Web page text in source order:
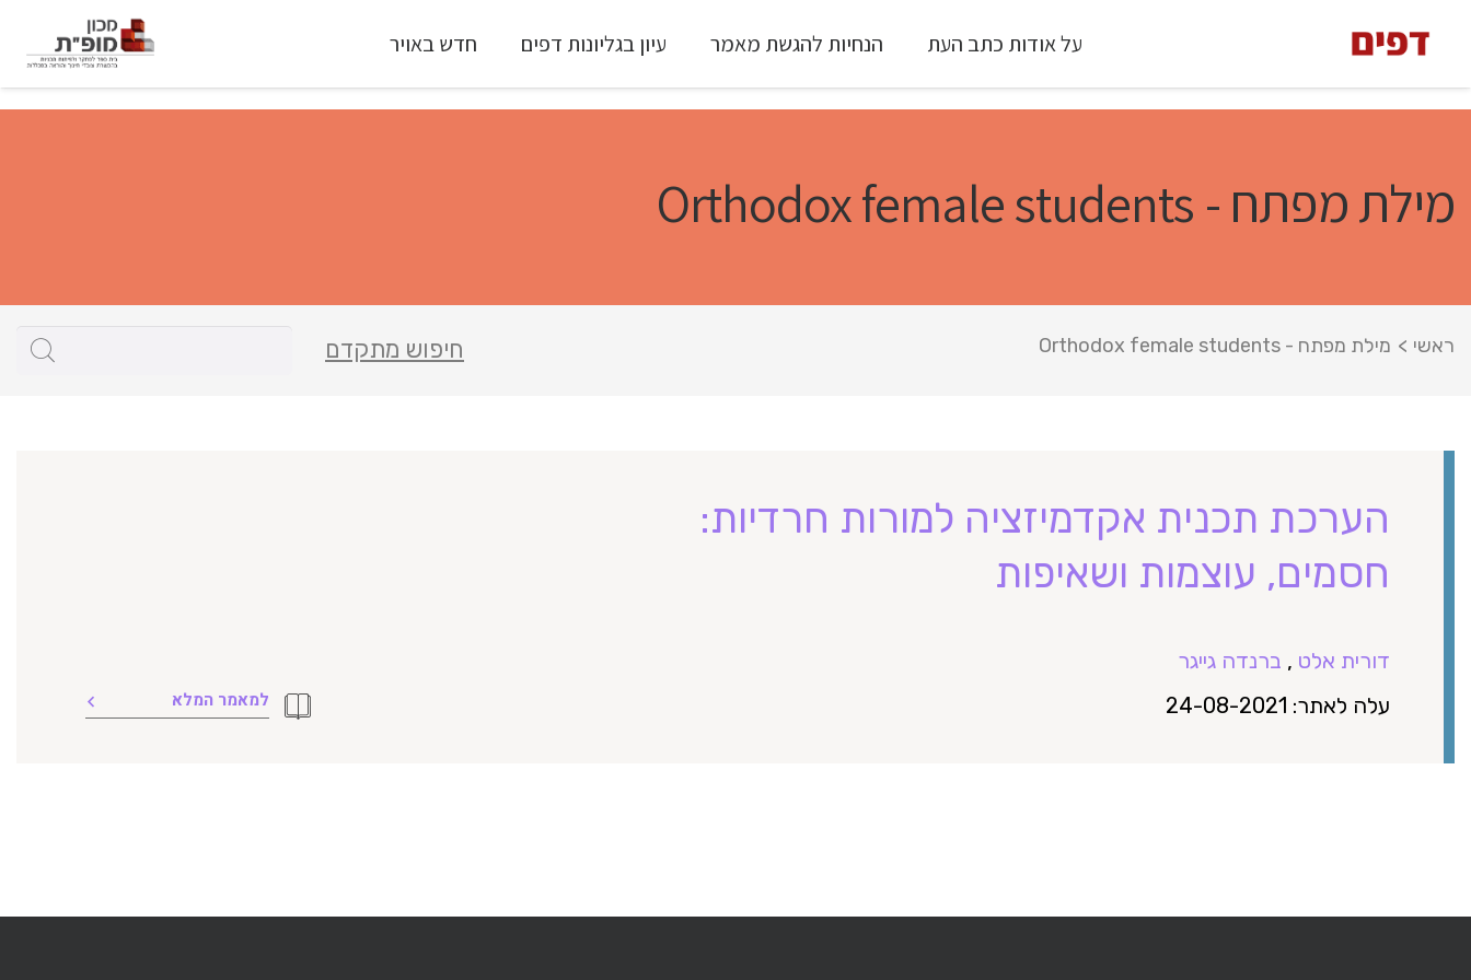
על אודות כתב העת הנחיות להגשת מאמר עיון בגליונות דפים חדש באויר
מילת מפתח - Orthodox female students
ראשי > מילת מפתח - Orthodox female students חיפוש מתקדם
הערכת תכנית אקדמיזציה למורות חרדיות:
חסמים, עוצמות ושאיפות
דורית אלט , ברנדה גייגר
עלה לאתר: 24-08-2021
למאמר המלא